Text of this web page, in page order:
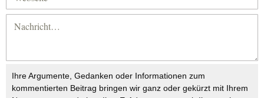
Ihre Argumente, Gedanken oder Informationen zum
kommentierten Beitrag bringen wir ganz oder gekürzt mit Ihrem